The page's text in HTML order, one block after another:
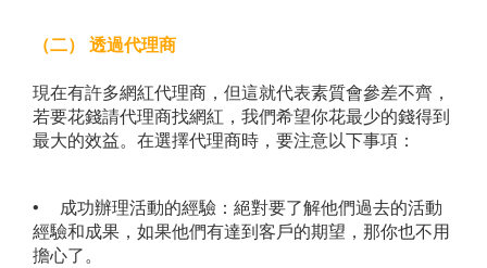
（二） 透過代理商
現在有許多網紅代理商，但這就代表素質會參差不齊，
若要花錢請代理商找網紅，我們希望你花最少的錢得到
最大的效益。在選擇代理商時，要注意以下事項：
• 成功辦理活動的經驗：絕對要了解他們過去的活動
經驗和成果，如果他們有達到客戶的期望，那你也不用
擔心了。